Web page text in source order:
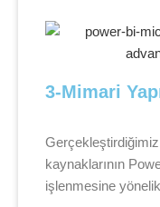
3-Mimari
kaynaklarının
işlenmesine